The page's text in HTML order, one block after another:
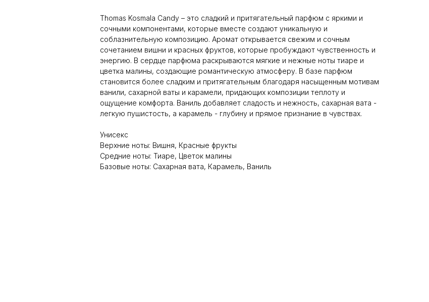
Thomas Kosmala Candy – это сладкий и притягательный парфюм с яркими и
сочными компонентами, которые вместе создают уникальную и
соблазнительную композицию. Аромат открывается свежим и сочным
сочетанием вишни и красных фруктов, которые пробуждают чувственность и
энергию. В сердце парфюма раскрываются мягкие и нежные ноты тиаре и
цветка малины, создающие романтическую атмосферу. В базе парфюм
становится более сладким и притягательным благодаря насыщенным мотивам
ванили, сахарной ваты и карамели, придающих композиции теплоту и
ощущение комфорта. Ваниль добавляет сладость и нежность, сахарная вата -
легкую пушистость, а карамель - глубину и прямое признание в чувствах.
Унисекс
Верхние ноты: Вишня, Красные фрукты
Средние ноты: Тиаре, Цветок малины
Базовые ноты: Сахарная вата, Карамель, Ваниль